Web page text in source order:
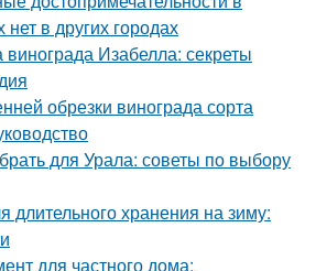
в других городах
Изабелла: секреты
обрезки винограда сорта
для Урала: советы по выбору
длительного хранения на зиму:
для частного дома: